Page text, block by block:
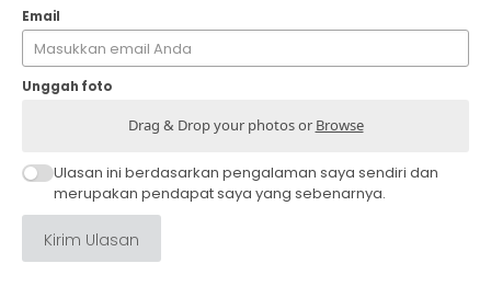
Email
Unggah foto
Drag & Drop your photos or Browse
Ulasan ini berdasarkan pengalaman saya sendiri dan
merupakan pendapat saya yang sebenarnya.
Kirim Ulasan